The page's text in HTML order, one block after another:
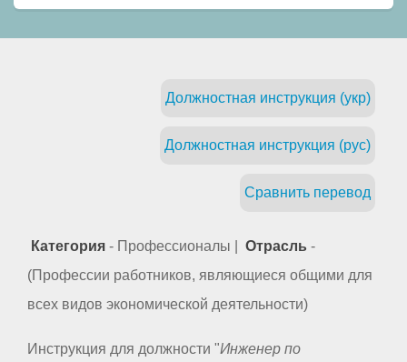
Должностная инструкция (укр)
Должностная инструкция (рус)
Сравнить перевод
Категория - Профессионалы | Отрасль -
(Профессии работников, являющиеся общими для
всех видов экономической деятельности)
Инструкция для должности "Инженер по